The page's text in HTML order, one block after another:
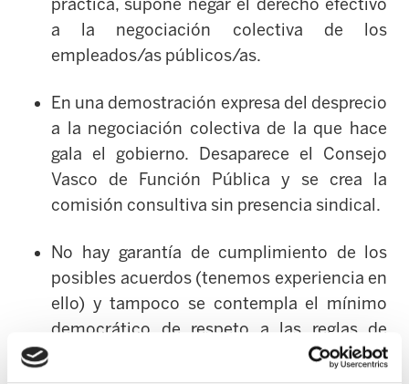
práctica, supone negar el derecho efectivo
a la negociación colectiva de los
empleados/as públicos/as.
En una demostración expresa del desprecio
a la negociación colectiva de la que hace
gala el gobierno. Desaparece el Consejo
Vasco de Función Pública y se crea la
comisión consultiva sin presencia sindical.
No hay garantía de cumplimiento de los
posibles acuerdos (tenemos experiencia en
ello) y tampoco se contempla el mínimo
democrático de respeto a las reglas de